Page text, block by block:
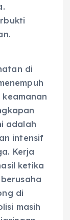
di
adalah
intensif
Kerja
ketika
di
masih